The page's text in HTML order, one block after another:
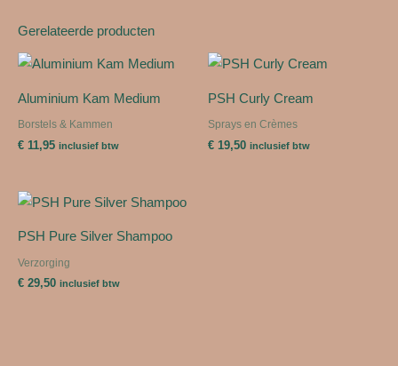
Gerelateerde producten
Aluminium Kam Medium
Borstels & Kammen
€ 11,95 inclusief btw
PSH Curly Cream
Sprays en Crèmes
€ 19,50 inclusief btw
PSH Pure Silver Shampoo
Verzorging
€ 29,50 inclusief btw